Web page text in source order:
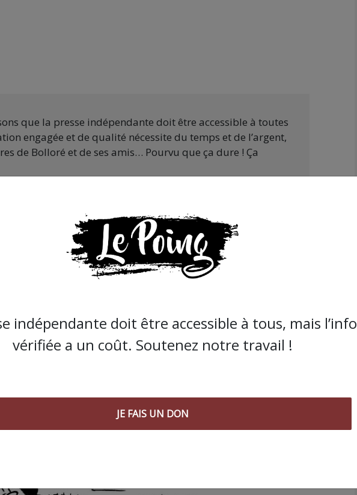
que la presse indépendante doit être accessible à toutes
engagée et de qualité nécessite du temps et de l’argent,
de Bolloré et de ses amis… Pourvu que ça dure ! Ça
indépendante doit être accessible à tous, mais l’info
vérifiée a un coût. Soutenez notre travail !
JE FAIS UN DON